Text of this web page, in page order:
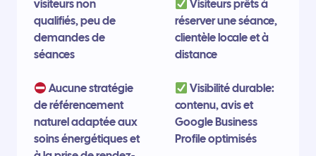
visiteurs non
qualifiés, peu de
demandes de
séances
Aucune stratégie
de référencement
naturel adaptée aux
soins énergétiques et
Visiteurs prêts à
réserver une séance,
clientèle locale et à
distance
Visibilité durable:
contenu, avis et
Google Business
Profile optimisés